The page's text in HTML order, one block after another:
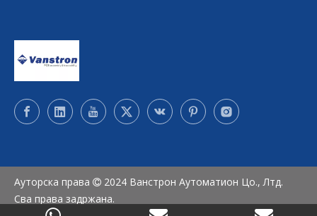
Ауторска права  2024 Ванстрон Аутоматион Цо., Лтд.
Сва права задржана.